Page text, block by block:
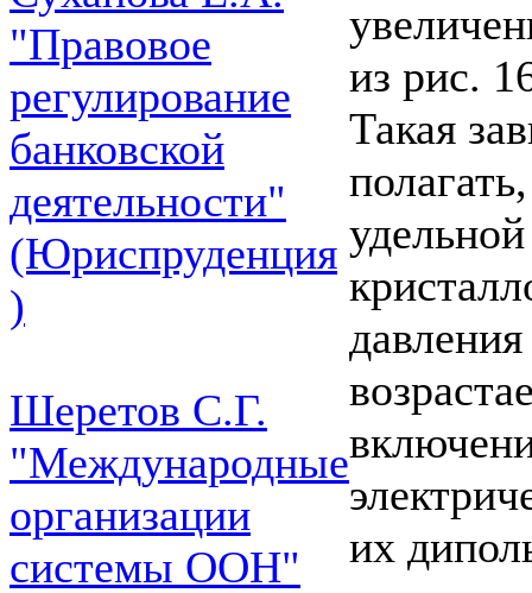
"Правовое
регулирование
банковской
деятельности"
(Юриспруденция
)
Шеретов С.Г.
"Международные
организации
системы ООН"
из рис.
Такая
их